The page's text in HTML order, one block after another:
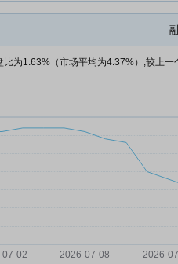
为1.63%（市场平均为4.37%）,较上一